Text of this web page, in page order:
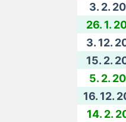
3. 2.
26. 1.
3. 12.
15. 2.
5. 2.
16. 12.
14. 2.